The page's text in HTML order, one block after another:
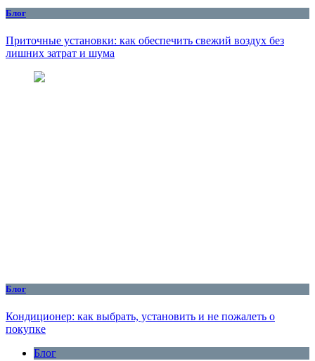
Блог
Приточные установки: как обеспечить свежий воздух без
лишних затрат и шума
Блог
Кондиционер: как выбрать, установить и не пожалеть о
покупке
Блог